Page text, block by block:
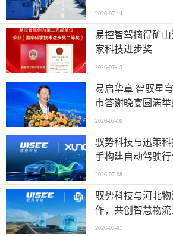
2026-07-14
易控智驾摘得矿
家科技进步奖
2026-07-13
易启华章 智驭星
市答谢晚宴圆满举
2026-07-10
驭势科技与迅策
手构建自动驾驶
2026-07-08
驭势科技与河北
作，共创智慧物
2026-07-01